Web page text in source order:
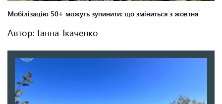
Автор: Ганна Ткаченко